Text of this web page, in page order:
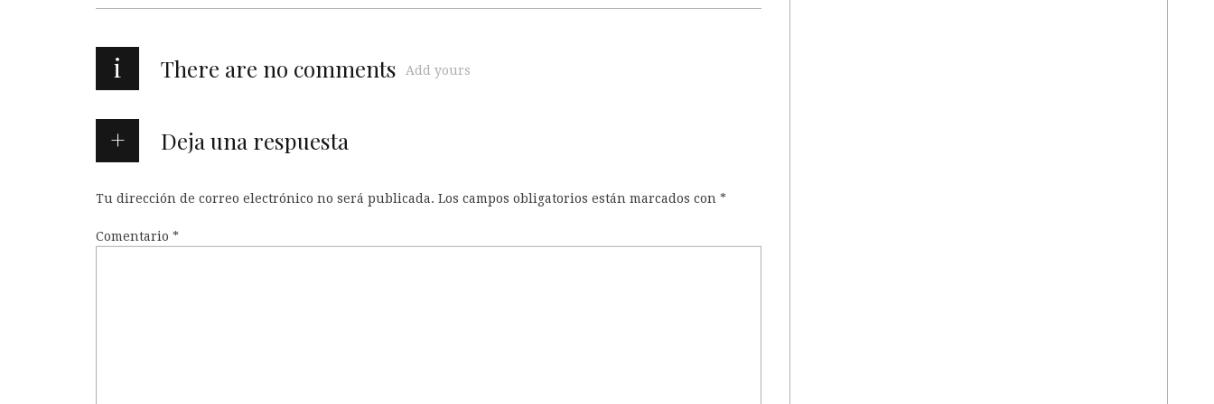
i There are no comments Add yours
Deja una respuesta
Tu dirección de correo electrónico no será publicada. Los campos obligatorios están marcados con *
Comentario *